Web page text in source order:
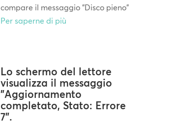
compare il messaggio "Disco pieno"
Per saperne di più
Lo schermo del lettore
visualizza il messaggio
"Aggiornamento
completato, Stato: Errore
7".